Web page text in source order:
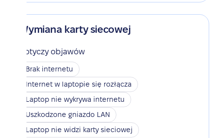
Wymiana karty siecowej
Dotyczy objawów
Brak internetu
Internet w laptopie się rozłącza
Laptop nie wykrywa internetu
Uszkodzone gniazdo LAN
Laptop nie widzi karty sieciowej